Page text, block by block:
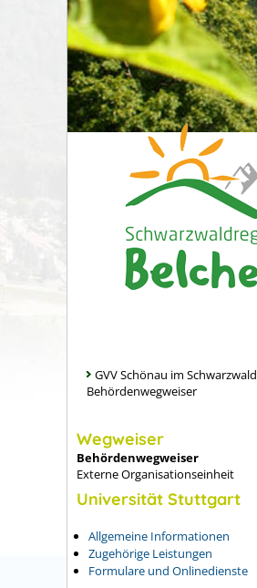
GVV Schönau im Schwarzwald
Behördenwegweiser
Wegweiser
Behördenwegweiser
Externe Organisationseinheit
Universität Stuttgart
Allgemeine Informationen
Zugehörige Leistungen
Formulare und Onlinedienste